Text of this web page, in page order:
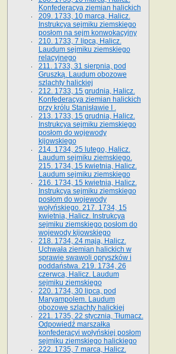
Konfederacya ziemian halickich­
209. 1733, 10 marca, Halicz.
Instrukcya sejmiku ziemskiego
posłom na sejm konwokacyjny
210. 1733, 7 lipca, Halicz.
Laudum sejmiku ziemskiego
relacyjnego
211. 1733, 31 sierpnia, pod
Gruszką. Laudum obozowe
szlachty halickiej
212. 1733, 15 grudnia, Halicz.
Konfederacya ziemian halickich
przy królu Stanisławie I .
213. 1733, 15 grudnia, Halicz.
Instrukcya sejmiku ziemskiego
posłom do wojewody
kijowskiego
214. 1734, 25 lutego, Halicz.
Laudum sejmiku ziemskiego.
215. 1734, 15 kwietnia, Halicz.
Laudum sejmiku ziemskiego
216. 1734, 15 kwietnia, Halicz.
Instrukcya sejmiku ziemskiego
posłom do wojewody
wołyńskiego. 217. 1734, 15
kwietnia, Halicz. Instrukcya
sejmiku ziemskiego posłom do
wojewody kijowskiego
218. 1734, 24 maja, Halicz.
Uchwała ziemian halickich w
sprawie swawoli opryszków i
poddaństwa. 219. 1734, 26
czerwca, Halicz. Laudum
sejmiku ziemskiego
220. 1734, 30 lipca, pod
Maryampolem. Laudum
obozowe szlachty halickiej
221. 1735, 22 stycznia, Tłumacz.
Odpowiedź marszałka
konfederacyi wołyńskiej posłom
sejmiku ziemskiego halickiego
222. 1735, 7 marca, Halicz.